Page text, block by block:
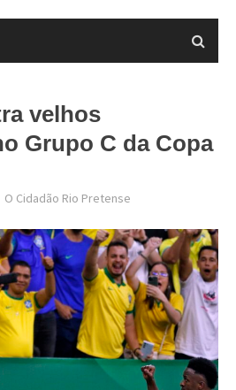
velhos
Grupo C da Copa
O Cidadão Rio Pretense